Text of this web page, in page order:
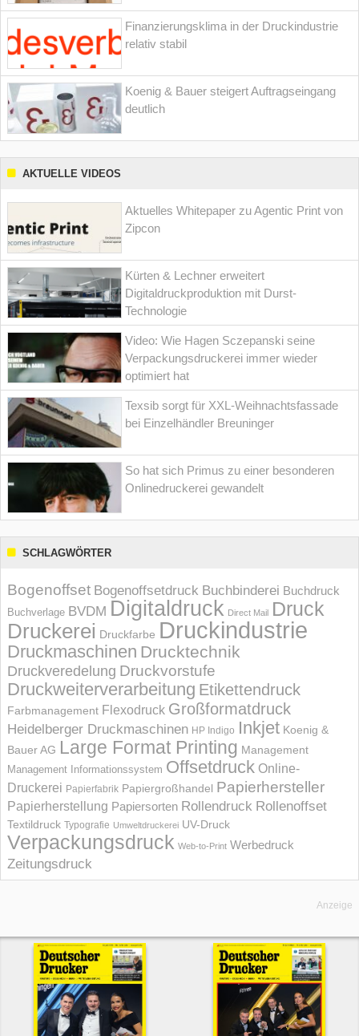
Finanzierungsklima in der Druckindustrie
relativ stabil
Koenig & Bauer steigert Auftragseingang
deutlich
AKTUELLE VIDEOS
Aktuelles Whitepaper zu Agentic Print von
Zipcon
Kürten & Lechner erweitert
Digitaldruckproduktion mit Durst-
Technologie
Video: Wie Hagen Sczepanski seine
Verpackungsdruckerei immer wieder
optimiert hat
Texsib sorgt für XXL-Weihnachtsfassade
bei Einzelhändler Breuninger
So hat sich Primus zu einer besonderen
Onlinedruckerei gewandelt
SCHLAGWÖRTER
Bogenoffset Bogenoffsetdruck Buchbinderei Buchdruck
Buchverlage BVDM Digitaldruck Direct Mail Druck
Druckerei Druckfarbe Druckindustrie
Druckmaschinen Drucktechnik
Druckveredelung Druckvorstufe
Druckweiterverarbeitung Etikettendruck
Farbmanagement Flexodruck Großformatdruck
Heidelberger Druckmaschinen HP Indigo Inkjet Koenig &
Bauer AG Large Format Printing Management
Management Informations­system Offsetdruck Online-
Druckerei Papierfabrik Papiergroßhandel Papierhersteller
Papierherstellung Papiersorten Rollendruck Rollenoffset
Textildruck Typografie Umweltdruckerei UV-Druck
Verpackungsdruck Web-to-Print Werbedruck
Zeitungsdruck
Anzeige